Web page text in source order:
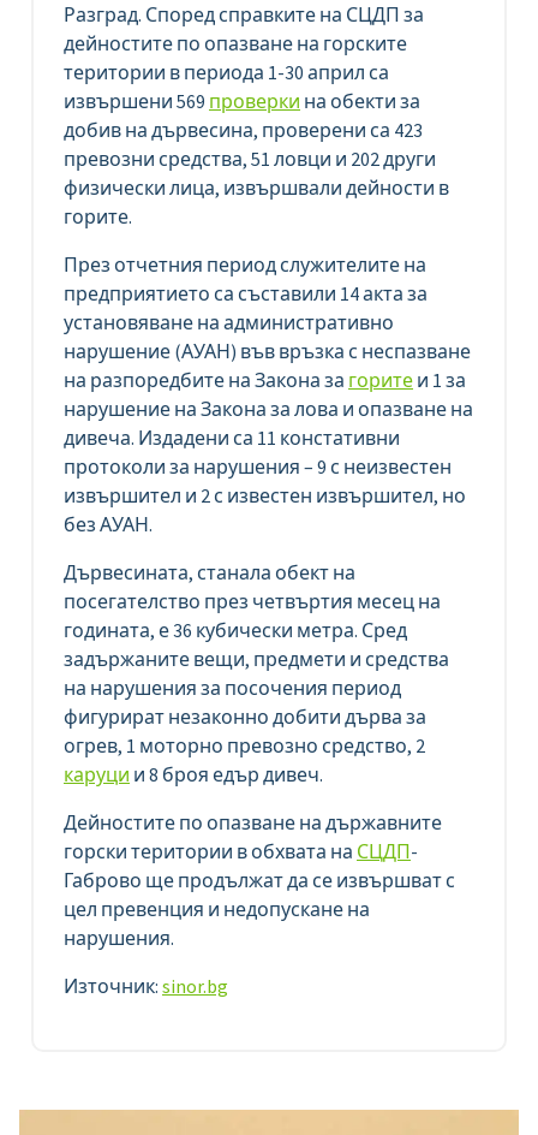
Разград. Според справките на СЦДП за
дейностите по опазване на горските
територии в периода 1-30 април са
извършени 569 проверки на обекти за
добив на дървесина, проверени са 423
превозни средства, 51 ловци и 202 други
физически лица, извършвали дейности в
горите.
През отчетния период служителите на
предприятието са съставили 14 акта за
установяване на административно
нарушение (АУАН) във връзка с неспазване
на разпоредбите на Закона за горите и 1 за
нарушение на Закона за лова и опазване на
дивеча. Издадени са 11 констативни
протоколи за нарушения – 9 с неизвестен
извършител и 2 с известен извършител, но
без АУАН.
Дървесината, станала обект на
посегателство през четвъртия месец на
годината, е 36 кубически метра. Сред
задържаните вещи, предмети и средства
на нарушения за посочения период
фигурират незаконно добити дърва за
огрев, 1 моторно превозно средство, 2
каруци и 8 броя едър дивеч.
Дейностите по опазване на държавните
горски територии в обхвата на СЦДП-
Габрово ще продължат да се извършват с
цел превенция и недопускане на
нарушения.
Източник: sinor.bg